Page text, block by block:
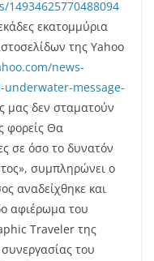
εκατομμύρια
της Yahoo
news-
message-
μας δεν σταματούν
φορείς Θα
σε όσο το δυνατόν
συμπληρώνει ο
αναδείχθηκε και
αφιέρωμα του
Traveler της
του